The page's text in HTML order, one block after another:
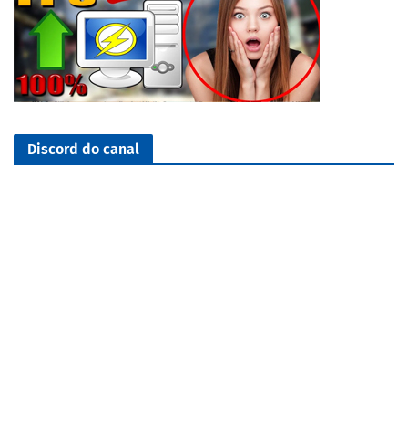
Discord do canal